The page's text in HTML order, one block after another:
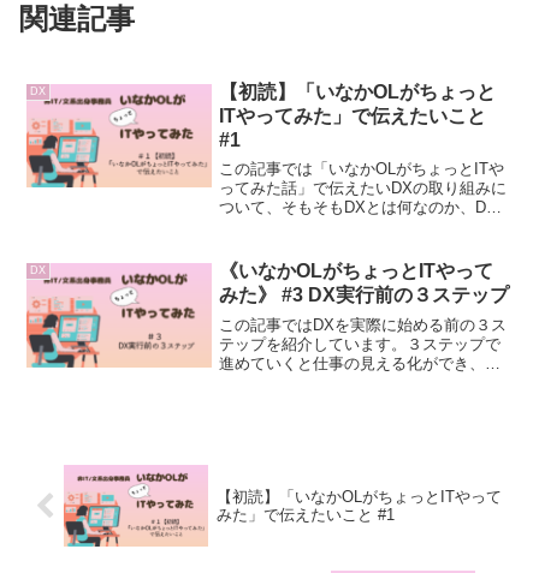
関連記事
DX
【初読】「いなかOLがちょっと
ITやってみた」で伝えたいこと
#1
この記事では「いなかOLがちょっとITや
ってみた話」で伝えたいDXの取り組みに
ついて、そもそもDXとは何なのか、DX
DX
《いなかOLがちょっとITやって
みた》 #3 DX実行前の３ステップ
この記事ではDXを実際に始める前の３ス
テップを紹介しています。３ステップで
進めていくと仕事の見える化ができ、現
【初読】「いなかOLがちょっとITやって
みた」で伝えたいこと #1